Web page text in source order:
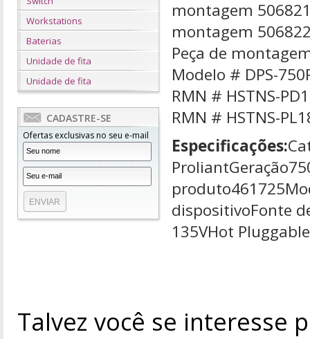
Workstations
Baterias
Unidade de fita
Unidade de fita
CADASTRE-SE
Ofertas exclusivas no seu e-mail
montagem
montagem
Peça de
Modelo # DPS-
RMN # HSTNS-
RMN # HSTNS-
Especificações:
dispositivoFonte
135VHot
Talvez você se interesse